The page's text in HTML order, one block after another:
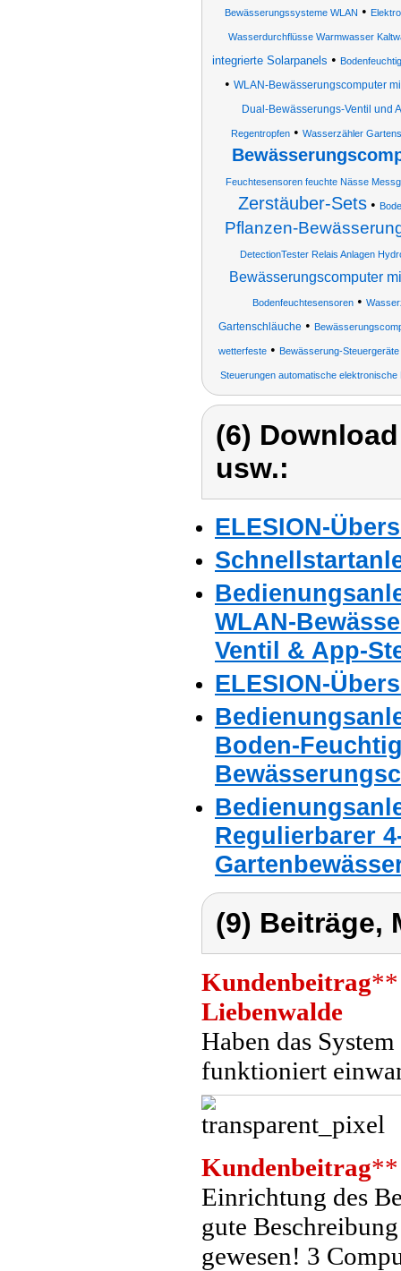
Bewässerungssysteme WLAN •
Wasserdurchflüsse Warmwasser
integrierte Solarpanels •
• WLAN-Bewässerungscomputer
Dual-Bewässerungs-Ventil und
Regentropfen• Wasserzähler
Feuchtesensoren feuchte Nässe
Zerstäuber-Sets•
Pflanzen-
DetectionTester Relais Anlagen
Bewässerungscomputer
Bodenfeuchtesensoren•
Gartenschläuche •
wetterfeste• Bewässerung-Steuergeräte
Steuerungen automatische elektronische
(6)
usw.:
ELESION-
WLAN-
Ventil & App-
ELESION-
Boden-
Regulierbarer
(9) Beiträge,
Kundenbeitrag**
Liebenwalde
Haben das
funktioniert
Kundenbeitrag**
Einrichtung des
gute
gewesen! 3